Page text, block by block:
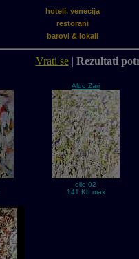
hoteli, venecija
restorani
barovi & lokali
Vrati se| Rezultati
Aldo Zari
olio-02
141 Kb max